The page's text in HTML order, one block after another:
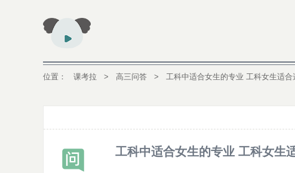
位置： 课考拉 > 高三问答 > 工科中适合女生的专业 工科女生适合
工科中适合女生的专业 工科女生